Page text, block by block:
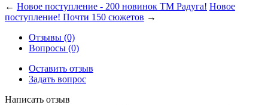
← Новое поступление - 200 новинок ТМ Радуга! Новое
поступление! Почти 150 сюжетов →
Отзывы (0)
Вопросы (0)
Оставить отзыв
Задать вопрос
Написать отзыв